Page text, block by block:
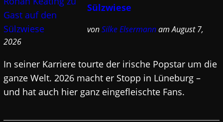
Sülzwiese
vonSilke Elsermannam August 7,
2026
In seiner Karriere tourte der irische Popstar um die
ganze Welt. 2026 macht er Stopp in Lüneburg –
und hat auch hier ganz eingefleischte Fans.